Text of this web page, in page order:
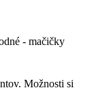
- mačičky
Možnosti si